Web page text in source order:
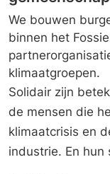
We bouwen
binnen het
klimaatgroepen.
Solidair zijn
de mensen die
klimaatcrisis en
industrie. En